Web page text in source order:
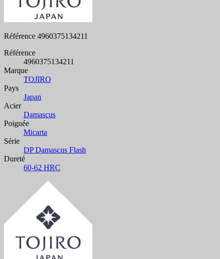
Référence 4960375134211
Référence
4960375134211
Marque
TOJIRO
Pays
Japan
Acier
Damascus
Poignée
Micarta
Série
DP Damascus Flash
Dureté
60-62 HRC